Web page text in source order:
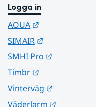
Logga in
AQUA
SIMAIR
SMHI Pro
Timbr
Vinterväg
Väderlarm